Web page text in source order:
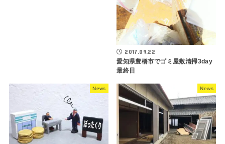
2017.09.22
愛知県豊橋市でゴミ屋敷清掃3day
最終日
News News